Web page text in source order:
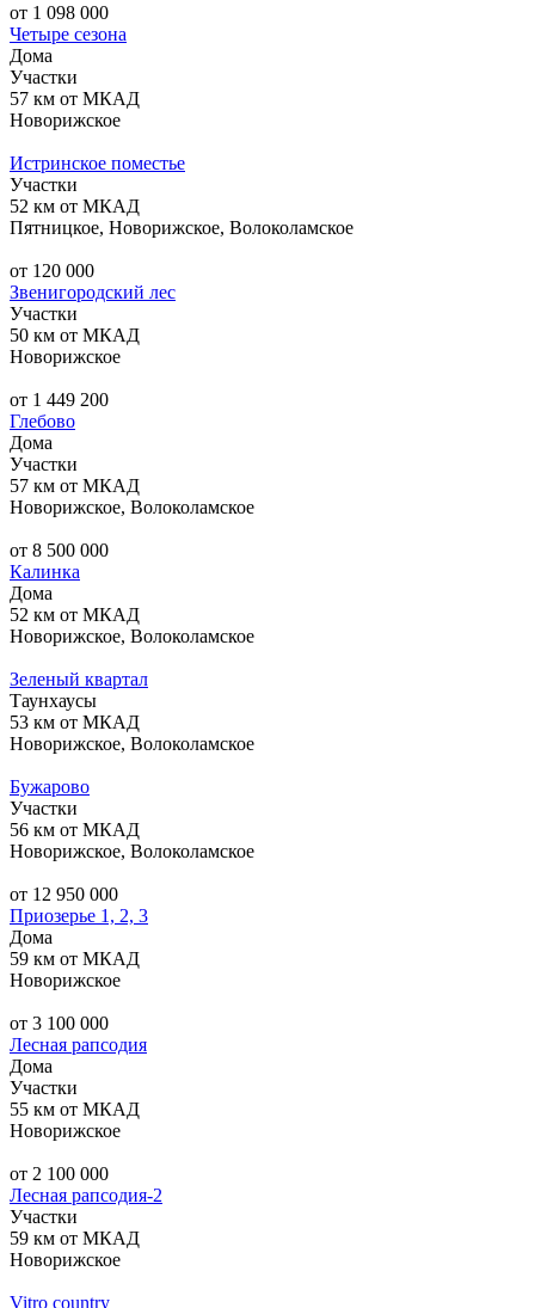
от 1 098 000
Четыре сезона
Дома
Участки
57 км от МКАД
Новорижское
Истринское поместье
Участки
52 км от МКАД
Пятницкое, Новорижское, Волоколамское
от 120 000
Звенигородский лес
Участки
50 км от МКАД
Новорижское
от 1 449 200
Глебово
Дома
Участки
57 км от МКАД
Новорижское, Волоколамское
от 8 500 000
Калинка
Дома
52 км от МКАД
Новорижское, Волоколамское
Зеленый квартал
Таунхаусы
53 км от МКАД
Новорижское, Волоколамское
Бужарово
Участки
56 км от МКАД
Новорижское, Волоколамское
от 12 950 000
Приозерье 1, 2, 3
Дома
59 км от МКАД
Новорижское
от 3 100 000
Лесная рапсодия
Дома
Участки
55 км от МКАД
Новорижское
от 2 100 000
Лесная рапсодия-2
Участки
59 км от МКАД
Новорижское
Vitro country